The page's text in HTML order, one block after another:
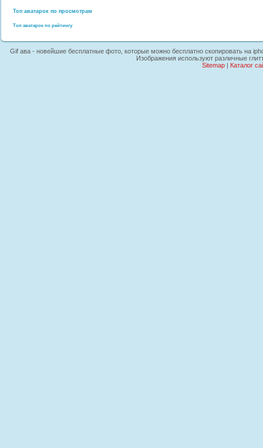
Топ аватарок по просмотрам
Топ аватарок по рейтингу
Gif ава - новейшие бесплатные фото, которые можно бесплатно скопировать на
Изображения используют различные
Sitemap| Каталог